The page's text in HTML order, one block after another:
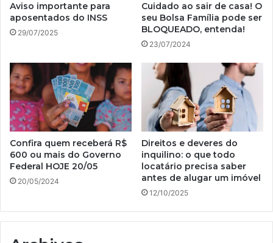
Aviso importante para
aposentados do INSS
29/07/2025
Cuidado ao sair de casa! O
seu Bolsa Família pode ser
BLOQUEADO, entenda!
23/07/2024
Confira quem receberá R$
600 ou mais do Governo
Federal HOJE 20/05
20/05/2024
Direitos e deveres do
inquilino: o que todo
locatário precisa saber
antes de alugar um imóvel
12/10/2025